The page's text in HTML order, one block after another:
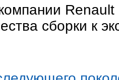
сборки к